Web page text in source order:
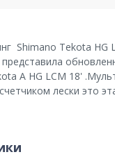
Shimano Tekota HG
A HG LCM 18'
лески это